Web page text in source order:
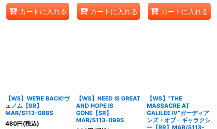
カートに入れる カートに入れる カートに入れる
【WS】WE'RE BACK!ヴ
ェノム【SR】
MAR/S113-088S
480円(税込)
【WS】NEED IS GREAT
AND HOPE IS
GONE【SR】
MAR/S113-099S
【WS】“THE
MASSACRE AT
GALILEE IV”ガーディア
ンズ・オブ・ギャラクシ
ー【RR】MAR/S113-